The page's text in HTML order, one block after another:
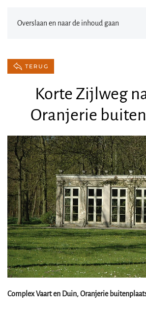
Overslaan en naar de inhoud gaan
TERUG
Korte Zijlweg
Oranjerie
Complex Vaart en Duin, Oranjerie